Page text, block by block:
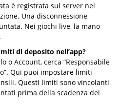
è registrata sul server nel
Una disconnessione
Nei giochi live, la mano
di deposito nell’app?
o Account, cerca “Responsabile
Qui puoi impostare limiti
Questi limiti sono vincolanti
prima della scadenza del